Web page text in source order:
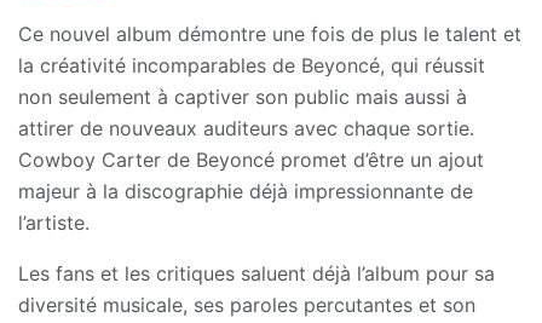
Ce nouvel album démontre une fois de plus le talent et
la créativité incomparables de Beyoncé, qui réussit
non seulement à captiver son public mais aussi à
attirer de nouveaux auditeurs avec chaque sortie.
Cowboy Carter de Beyoncé promet d’être un ajout
majeur à la discographie déjà impressionnante de
l’artiste.
Les fans et les critiques saluent déjà l’album pour sa
diversité musicale, ses paroles percutantes et son